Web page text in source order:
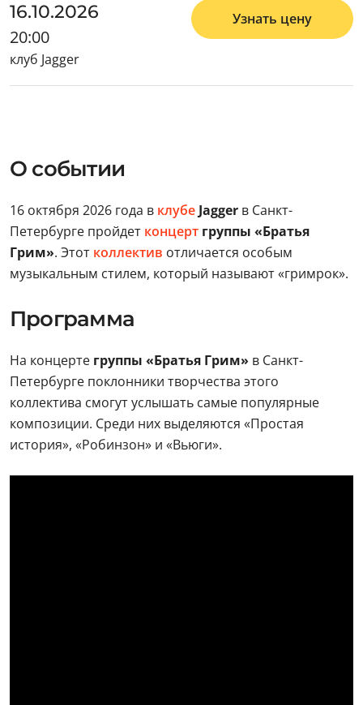
16.10.2026
20:00
клуб Jagger
Узнать цену
О событии
16 октября 2026 года в клубе Jagger в Санкт-
Петербурге пройдет концерт группы «Братья
Грим». Этот коллектив отличается особым
музыкальным стилем, который называют «гримрок».
Программа
На концерте группы «Братья Грим» в Санкт-
Петербурге поклонники творчества этого
коллектива смогут услышать самые популярные
композиции. Среди них выделяются «Простая
история», «Робинзон» и «Вьюги».